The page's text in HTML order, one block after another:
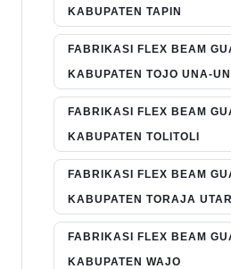
KABUPATEN TAPIN
FABRIKASI FLEX BEAM
KABUPATEN TOJO UNA-
FABRIKASI FLEX BEAM
KABUPATEN TOLITOLI
FABRIKASI FLEX BEAM
KABUPATEN TORAJA
FABRIKASI FLEX BEAM
KABUPATEN WAJO